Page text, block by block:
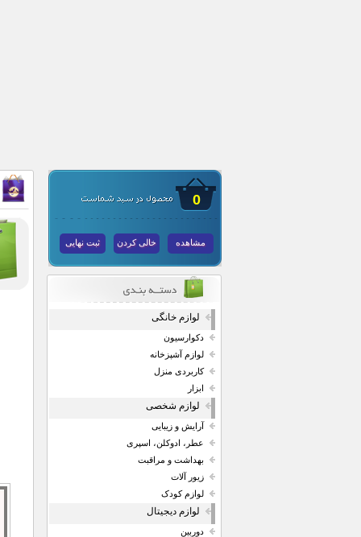
0
مشاهده خالی کردن ثبت نهایی
لوازم خانگی
دکوارسیون
لوازم آشپزخانه
کاربردی منزل
ابزار
لوازم شخصی
آرایش و زیبایی
عطر، ادوکلن، اسپری
بهداشت و مراقبت
زیور آلات
لوازم کودک
لوازم دیجیتال
دوربین